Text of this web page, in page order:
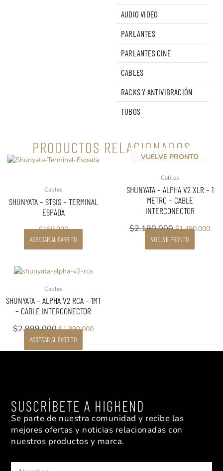
AUDIO VIDEO
PARLANTES
PARLANTES CINE
CABLES
RACKS Y ANTIVIBRACIÓN
TUBOS
PRODUCTOS RELACIONADOS
Cables
SHUNYATA – STSIS – TERMINAL
ESPADA
$159.990
AGREGAR AL CARRITO
VUELVE PRONTO
Cables
SHUNYATA – ALPHA V2 XLR – 1
METRO – CABLE
INTERCONECTOR
$2.190.000
El
original
era:
$2.190.000.
$1.490.000
es:
VUELVE PRONTO
Cables
SHUNYATA – ALPHA V2 RCA – 1MT
– CABLE INTERCONECTOR
$2.999.000
El
original
era:
$2.999.000.
$1.990.000
es:
AGREGAR AL CARRITO
SUSCRÍBETE A HIGHEND
Se parte de nuestra comunidad y recibe las
mejores ofertas y noticias relacionadas con
nuestros productos y marca.